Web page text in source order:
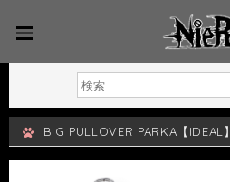
BIG PULLOVER PARKA【IDEAL】